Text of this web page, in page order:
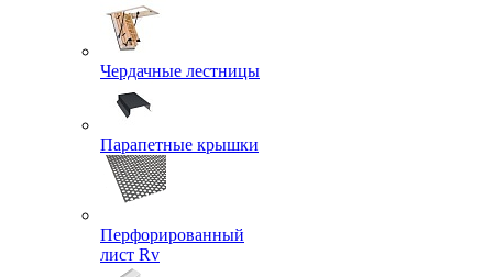
Чердачные лестницы
Парапетные крышки
Перфорированный
лист Rv